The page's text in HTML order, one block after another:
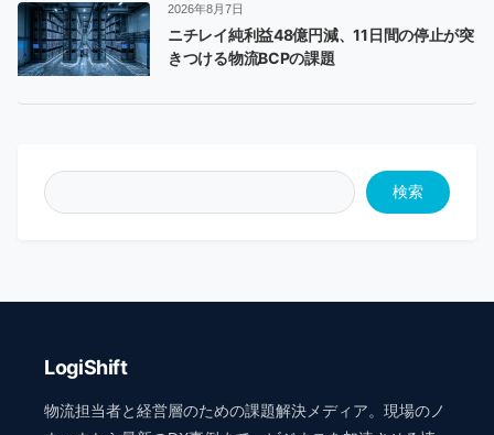
2026年8月7日
ニチレイ純利益48億円減、11日間の停止が突
きつける物流BCPの課題
検索
LogiShift
物流担当者と経営層のための課題解決メディア。現場のノ